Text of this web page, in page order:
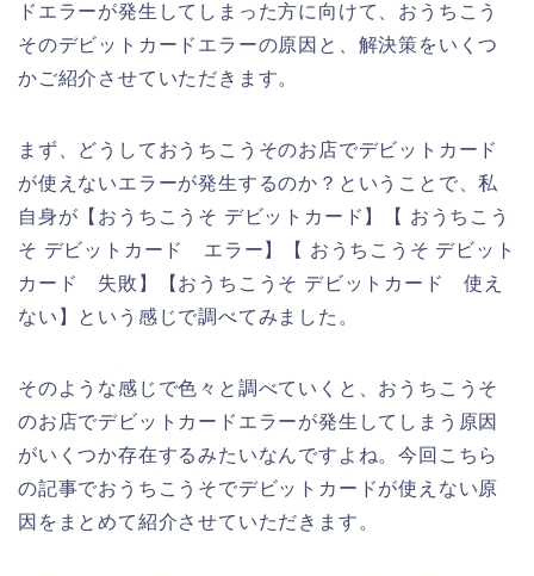
ドエラーが発生してしまった方に向けて、おうちこう
そのデビットカードエラーの原因と、解決策をいくつ
かご紹介させていただきます。
まず、どうしておうちこうそのお店でデビットカード
が使えないエラーが発生するのか？ということで、私
自身が【おうちこうそ デビットカード】【 おうちこう
そ デビットカード エラー】【 おうちこうそ デビット
カード 失敗】【おうちこうそ デビットカード 使え
ない】という感じで調べてみました。
そのような感じで色々と調べていくと、おうちこうそ
のお店でデビットカードエラーが発生してしまう原因
がいくつか存在するみたいなんですよね。今回こちら
の記事でおうちこうそでデビットカードが使えない原
因をまとめて紹介させていただきます。